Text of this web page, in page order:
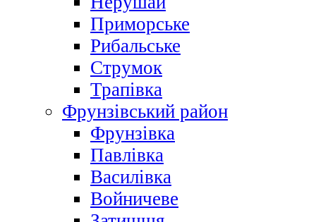
Приморське
Рибальське
Струмок
Трапівка
Фрунзівський район
Фрунзівка
Павлівка
Василівка
Войничеве